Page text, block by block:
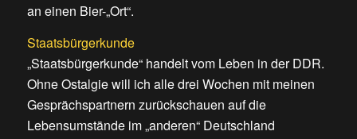
an einen Bier-„Ort“.
Staatsbürgerkunde
„Staatsbürgerkunde“ handelt vom Leben in der DDR.
Ohne Ostalgie will ich alle drei Wochen mit meinen
Gesprächspartnern zurückschauen auf die
Lebensumstände im „anderen“ Deutschland